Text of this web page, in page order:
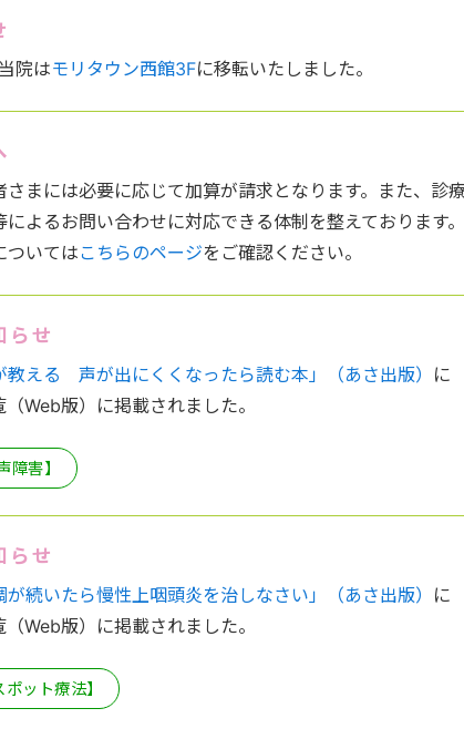
院はモリタウン西館3Fに移転いたしました。
さまには必要に応じて加算が請求となります。また、診
よるお問い合わせに対応できる体制を整えております。
ついてはこちらのページをご確認ください。
らせ
教える 声が出にくくなったら読む本」（あさ出版）
に
Web版）に掲載されました。
障害】
らせ
が続いたら慢性上咽頭炎を治しなさい」（あさ出版） に
Web版）に掲載されました。
ット療法】